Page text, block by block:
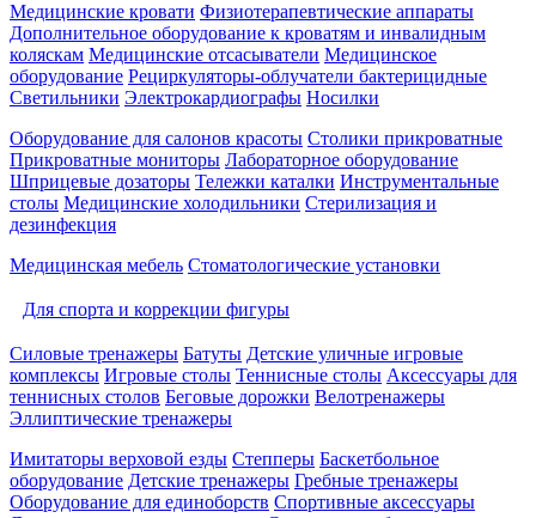
Медицинские кровати Физиотерапевтические аппараты
Дополнительное оборудование к кроватям и инвалидным
коляскам Медицинские отсасыватели Медицинское
оборудование Рециркуляторы-облучатели бактерицидные
Светильники Электрокардиографы Носилки
Оборудование для салонов красоты Столики прикроватные
Прикроватные мониторы Лабораторное оборудование
Шприцевые дозаторы Тележки каталки Инструментальные
столы Медицинские холодильники Стерилизация и
дезинфекция
Медицинская мебель Стоматологические установки
Для спорта и коррекции фигуры
Силовые тренажеры Батуты Детские уличные игровые
комплексы Игровые столы Теннисные столы Аксессуары для
теннисных столов Беговые дорожки Велотренажеры
Эллиптические тренажеры
Имитаторы верховой езды Степперы Баскетбольное
оборудование Детские тренажеры Гребные тренажеры
Оборудование для единоборств Спортивные аксессуары